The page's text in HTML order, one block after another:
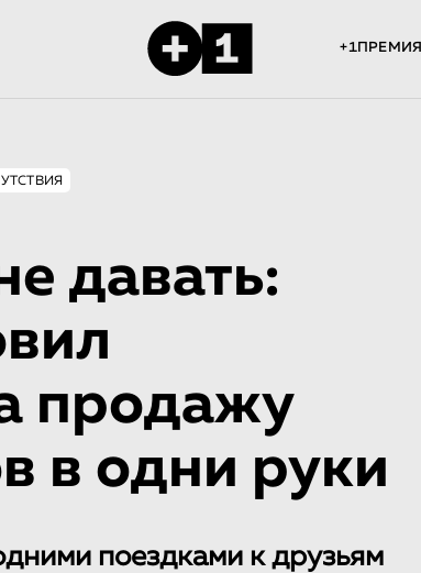
+1ПРЕМИЯ
давать:
продажу
в одни руки
поездками к друзьям